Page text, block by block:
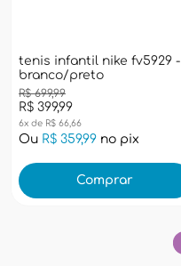
tenis infantil nike fv5929 -
branco/preto
R$ 399,99
R$ 699,99
6x de R$ 66,66
Ou R$ 359,99 no pix
Comprar